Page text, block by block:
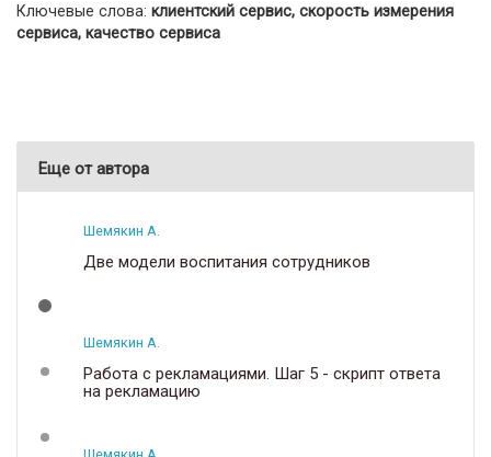
Ключевые слова: клиентский сервис, скорость измерения
сервиса, качество сервиса
Еще от автора
Шемякин А.
Две модели воспитания сотрудников
Шемякин А.
Работа с рекламациями. Шаг 5 - скрипт ответа
на рекламацию